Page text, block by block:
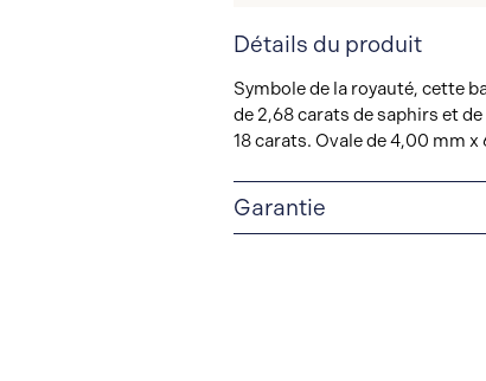
Détails du produit
Symbole de la royauté, cette
de 2,68 carats de saphirs et
18 carats. Ovale de 4,00 mm
Garantie